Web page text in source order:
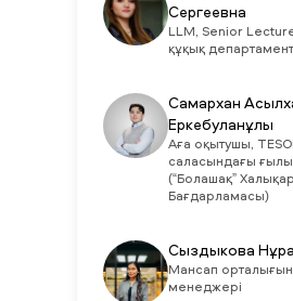
Сергеевна
LLM, Senior
құқық
Самархан
Еркебуланұлы
Аға оқытушы,
саласындағы
(“Болашақ”
Бағдарламасы)
Сыздыкова
Мансап
менеджері